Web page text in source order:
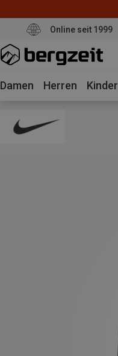
Online seit 1999
Damen Herren Kinder